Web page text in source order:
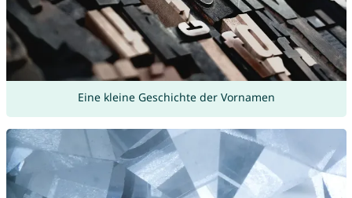
Eine kleine Geschichte der Vornamen